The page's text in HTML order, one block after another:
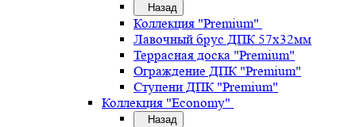
Назад
Коллекция "Premium"
Лавочный брус ДПК 57х32мм
Террасная доска "Premium"
Ограждение ДПК "Premium"
Ступени ДПК "Premium"
Коллекция "Economy"
Назад